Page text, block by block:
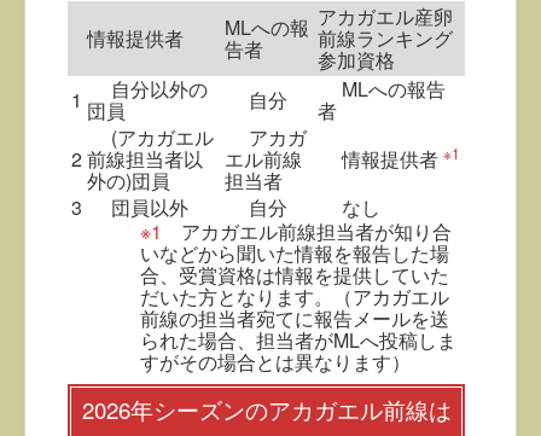
情報提供者 MLへの報
告者
アカガエル産卵
前線ランキング
参加資格
1
自分以外の
団員 自分 MLへの報告
者
2
(アカガエル
前線担当者以
外の)団員
アカガ
エル前線
担当者
情報提供者 ※1
3 団員以外 自分
なし
※1
アカガエル前線担当者が知り合
いなどから聞いた情報を報告した場
合、受賞資格は情報を提供していた
だいた方となります。（アカガエル
前線の担当者宛てに報告メールを送
られた場合、担当者がMLへ投稿しま
すがその場合とは異なります）
2026年シーズンのアカガエル前線は